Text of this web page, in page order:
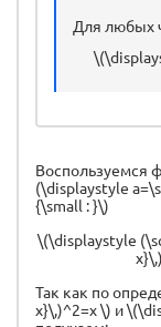
Для любых
Воспользуемся
(\displaystyle
{\small : }\)
\(\displaystyle
Так как по
x}\,)^2=x \) и